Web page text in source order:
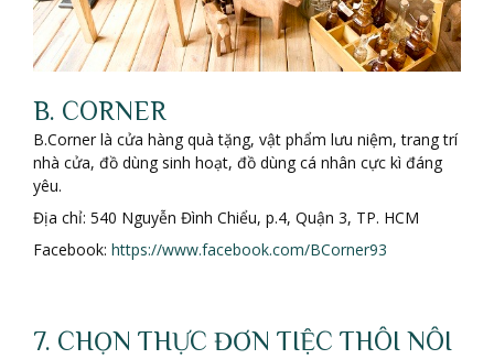
B. CORNER
B.Corner là cửa hàng quà tặng, vật phẩm lưu niệm, trang trí
nhà cửa, đồ dùng sinh hoạt, đồ dùng cá nhân cực kì đáng
yêu.
Địa chỉ: 540 Nguyễn Đình Chiểu, p.4, Quận 3, TP. HCM
Facebook: https://www.facebook.com/BCorner93
7. CHỌN THỰC ĐƠN TIỆC THÔI NÔI